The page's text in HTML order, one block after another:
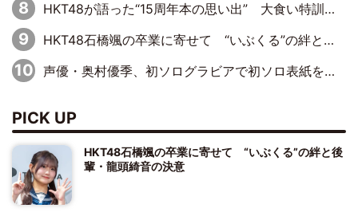
HKT48が語った“15周年本の思い出” 大食い特訓・守護霊企画・制服グラビア…盛りだくさんの裏話
HKT48石橋颯の卒業に寄せて “いぶくる”の絆と後輩・龍頭綺音の決意
声優・奥村優季、初ソログラビアで初ソロ表紙を飾る！ 初めて見せる表情や、声優を志したきっかけなどを語った必読のインタビューを掲載
PICK UP
HKT48石橋颯の卒業に寄せて “いぶくる”の絆と後
輩・龍頭綺音の決意